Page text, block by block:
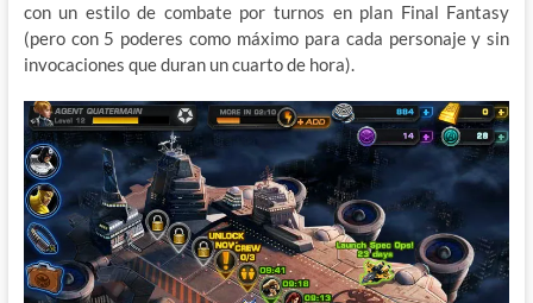
con un estilo de combate por turnos en plan Final Fantasy
(pero con 5 poderes como máximo para cada personaje y sin
invocaciones que duran un cuarto de hora).